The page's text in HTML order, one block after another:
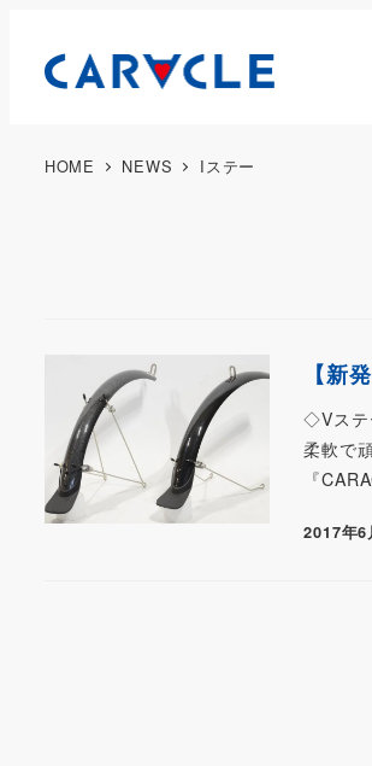
HOME NEWS Iステー
【新
◇Vステ
柔軟で
『
2017年6